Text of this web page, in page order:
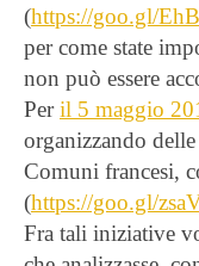
(https://goo.gl/
per come state
non può essere
Peril 5 maggio
organizzando
Comuni francesi,
(https://goo.gl/
Fra tali iniziative